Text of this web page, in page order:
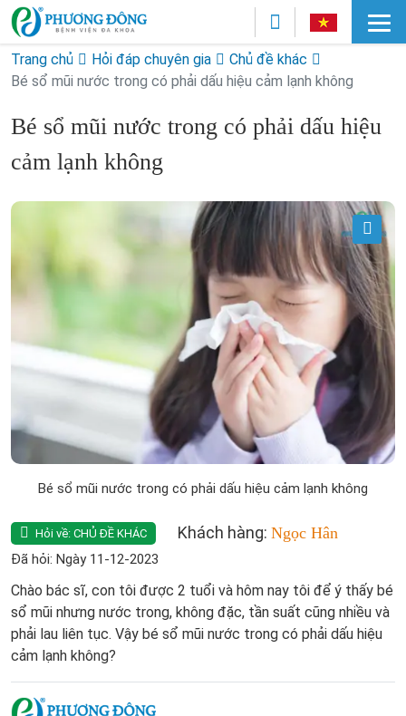
Trang chủ Hỏi đáp chuyên gia
Chủ đề khác
Bé sổ mũi nước trong có phải dấu hiệu cảm lạnh không
Bé sổ mũi nước trong có phải dấu hiệu
cảm lạnh không
Bé sổ mũi nước trong có phải dấu hiệu cảm lạnh không
Hỏi về: CHỦ ĐỀ KHÁC Khách hàng: Ngọc Hân
Đã hỏi: Ngày 11-12-2023
Chào bác sĩ, con tôi được 2 tuổi và hôm nay tôi để ý thấy bé
sổ mũi nhưng nước trong, không đặc, tần suất cũng nhiều và
phải lau liên tục. Vậy bé sổ mũi nước trong có phải dấu hiệu
cảm lạnh không?